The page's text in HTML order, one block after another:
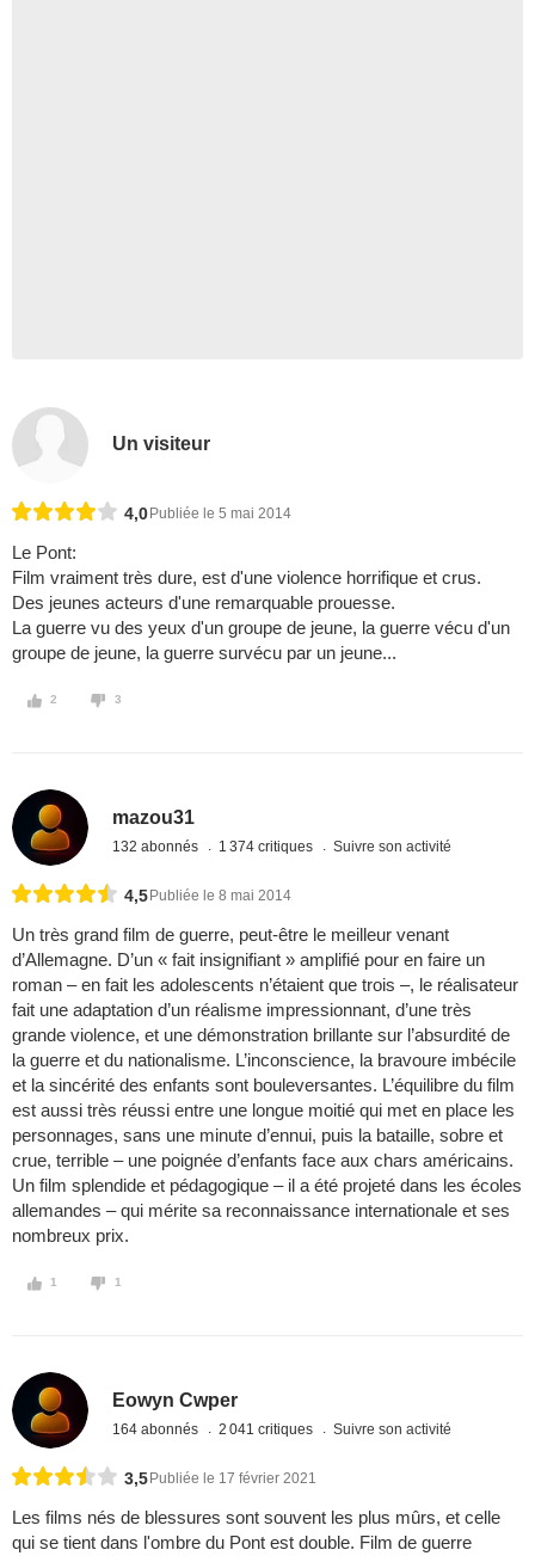
Un visiteur
4,0 Publiée le 5 mai 2014
Le Pont:
Film vraiment très dure, est d'une violence horrifique et crus.
Des jeunes acteurs d'une remarquable prouesse.
La guerre vu des yeux d'un groupe de jeune, la guerre vécu d'un
groupe de jeune, la guerre survécu par un jeune...
2 3
mazou31
132 abonnés 1 374 critiques Suivre son activité
4,5 Publiée le 8 mai 2014
Un très grand film de guerre, peut-être le meilleur venant
d’Allemagne. D’un « fait insignifiant » amplifié pour en faire un
roman – en fait les adolescents n’étaient que trois –, le réalisateur
fait une adaptation d’un réalisme impressionnant, d’une très
grande violence, et une démonstration brillante sur l’absurdité de
la guerre et du nationalisme. L’inconscience, la bravoure imbécile
et la sincérité des enfants sont bouleversantes. L’équilibre du film
est aussi très réussi entre une longue moitié qui met en place les
personnages, sans une minute d’ennui, puis la bataille, sobre et
crue, terrible – une poignée d’enfants face aux chars américains.
Un film splendide et pédagogique – il a été projeté dans les écoles
allemandes – qui mérite sa reconnaissance internationale et ses
nombreux prix.
1 1
Eowyn Cwper
164 abonnés 2 041 critiques Suivre son activité
3,5 Publiée le 17 février 2021
Les films nés de blessures sont souvent les plus mûrs, et celle
qui se tient dans l'ombre du Pont est double. Film de guerre